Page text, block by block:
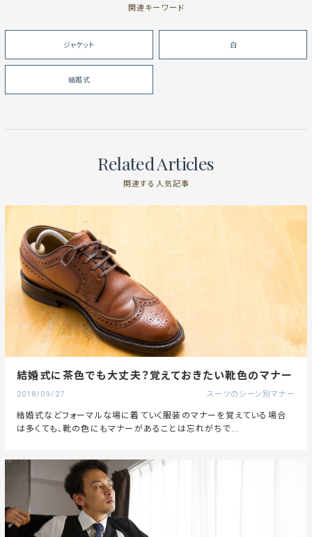
関連キーワード
ジャケット 白
結婚式
Related Articles
関連する人気記事
結婚式に茶色でも大丈夫？覚えておきたい靴色のマナー
2018/09/27 スーツのシーン別マナー
結婚式などフォーマルな場に着ていく服装のマナーを覚えている場合
は多くても、靴の色にもマナーがあることは忘れがちで...